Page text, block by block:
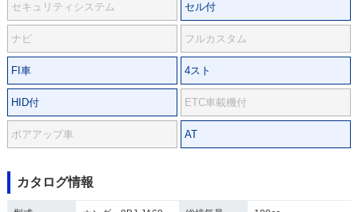
セキュリティシステム セル付
ナビ フルカスタム
FI車 4スト
HID付 ETC車載機付
ボアアップ車 AT
カタログ情報